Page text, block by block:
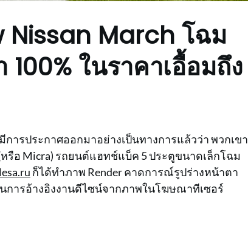
Nissan March โฉม
ในราคาเอื้อมถึง
ารประกาศออกมาอย่างเป็นทางการแล้วว่า พวกเขา
หรือ Micra) รถยนต์แฮทช์แบ็ค 5 ประตูขนาดเล็กโฉม
ก็ได้ทำภาพ Render คาดการณ์รูปร่างหน้าตา
การอ้างอิงงานดีไซน์จากภาพในโฆษณาทีเซอร์